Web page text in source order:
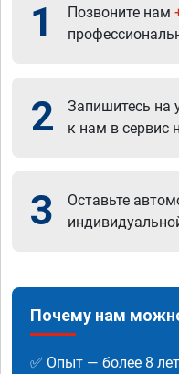
1 Позвоните нам
2
Запишитесь на
к нам в сервис
3
Оставьте
Почему нам
✅ Опыт — более 8